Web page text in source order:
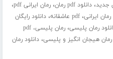
جدید،دانلود pdf رمان ،رمان ایرانی pdf ،
رمان ایرانی،pdf عاشقانه ،دانلود رایگان
رمان پلیسی،
رمان پلیسی، pdf
رمان هیجان انگیز و پلیسی،دانلود رمان